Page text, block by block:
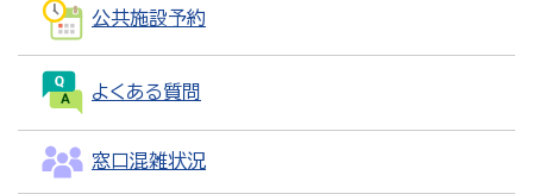
公共施設予約
よくある質問
窓口混雑状況